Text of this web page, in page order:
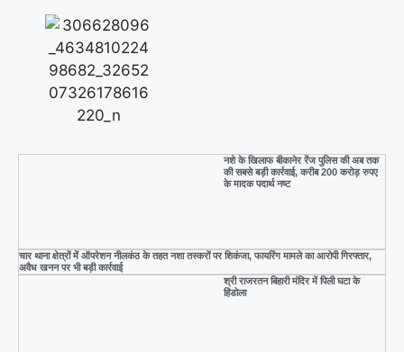
नशे के खिलाफ बीकानेर रेंज पुलिस की अब तक
की सबसे बड़ी कार्रवाई, करीब 200 करोड़ रुपए
के मादक पदार्थ नष्ट
चार थाना क्षेत्रों में ऑपरेशन नीलकंठ के तहत नशा तस्करों पर शिकंजा, फायरिंग मामले का आरोपी गिरफ्तार,
अवैध खनन पर भी बड़ी कार्रवाई
श्री राजरतन बिहारी मंदिर में पिली घटा के
हिंडोला